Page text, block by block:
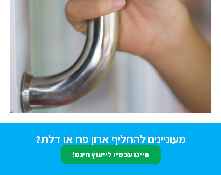
מעוניינים להחליף ארון פח או דלת?
חייגו עכשיו לייעוץ חינם!